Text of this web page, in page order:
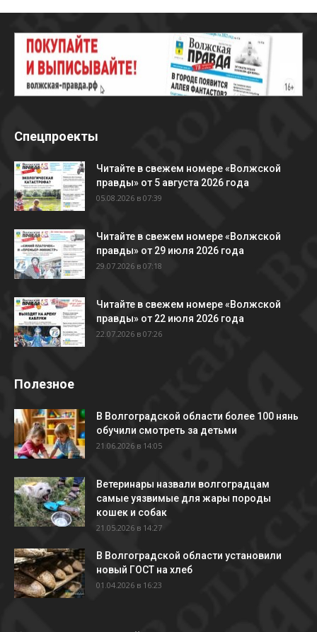
Спецпроекты
Читайте в свежем номере «Волжской
правды» от 5 августа 2026 года
05.08.2026 в 07:39
Читайте в свежем номере «Волжской
правды» от 29 июля 2026 года
29.07.2026 в 07:18
Читайте в свежем номере «Волжской
правды» от 22 июля 2026 года
22.07.2026 в 07:26
Полезное
В Волгоградской области более 100 нянь
обучили смотреть за детьми
21.06.2026 в 14:05
Ветеринары назвали волгоградцам
самые уязвимые для жары породы
кошек и собак
21.05.2026 в 14:27
В Волгоградской области установили
новый ГОСТ на хлеб
01.04.2026 в 16:23